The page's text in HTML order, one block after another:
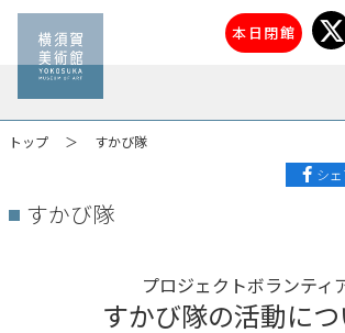
本日閉館
トップ
すかび隊
シ
すかび隊
プロジェクトボランティ
すかび隊の活動に